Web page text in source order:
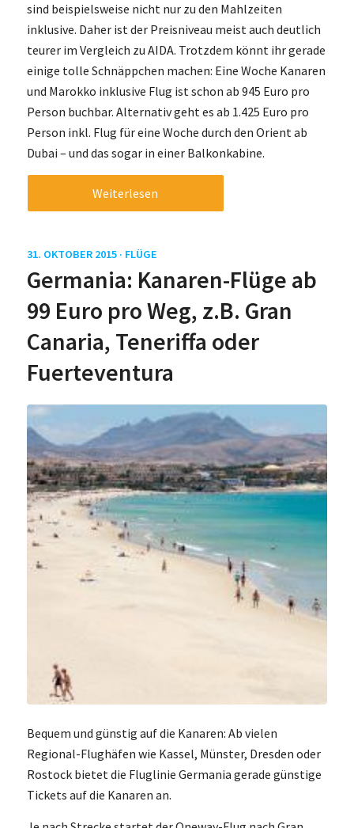
sind beispielsweise nicht nur zu den Mahlzeiten
inklusive. Daher ist der Preisniveau meist auch deutlich
teurer im Vergleich zu AIDA. Trotzdem könnt ihr gerade
einige tolle Schnäppchen machen: Eine Woche Kanaren
und Marokko inklusive Flug ist schon ab 945 Euro pro
Person buchbar. Alternativ geht es ab 1.425 Euro pro
Person inkl. Flug für eine Woche durch den Orient ab
Dubai – und das sogar in einer Balkonkabine.
Weiterlesen
31. OKTOBER 2015 · FLÜGE
Germania: Kanaren-Flüge ab
99 Euro pro Weg, z.B. Gran
Canaria, Teneriffa oder
Fuerteventura
Bequem und günstig auf die Kanaren: Ab vielen
Regional-Flughäfen wie Kassel, Münster, Dresden oder
Rostock bietet die Fluglinie Germania gerade günstige
Tickets auf die Kanaren an.